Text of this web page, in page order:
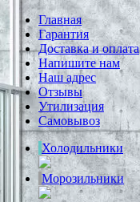
Главная
Гарантия
Доставка и оплата
Напишите нам
Наш адрес
Отзывы
Утилизация
Самовывоз
Холодильники
Морозильники